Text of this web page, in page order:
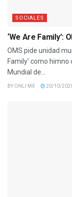
SOCIALES
‘We Are Family’:
OMS pide unidad
Family' como himno
Mundial de...
BY ONLI MX 20/10/